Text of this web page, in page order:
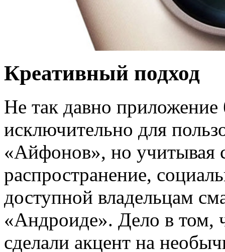
Креативный подход
Не так давно приложение
исключительно для
«Айфонов», но учитывая
распространение,
доступной владельцам
«Андроиде». Дело в том,
сделали акцент на